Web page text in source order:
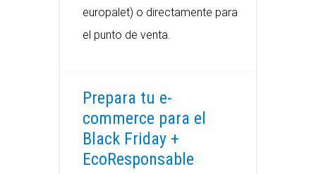
europalet) o directamente para
el punto de venta.
Prepara tu e-
commerce para el
Black Friday +
EcoResponsable